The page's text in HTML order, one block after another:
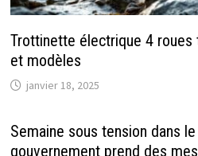
Trottinette électrique 4 roues
et modèles
janvier 18, 2025
Semaine sous tension dans
gouvernement prend des